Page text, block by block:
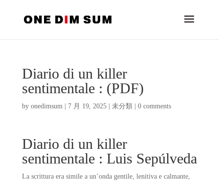
Diario di un killer
sentimentale : (PDF)
by onedimsum| 7 月 19, 2025| 未分類 0 comments
Diario di un killer
sentimentale : Luis Sepúlveda
La scrittura era simile a un’onda gentile, lenitiva e calmante,